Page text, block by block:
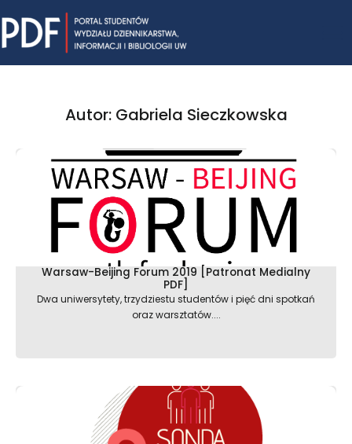
to
content
Autor: Gabriela Sieczkowska
Warsaw-Beijing Forum 2019 [Patronat Medialny
PDF]
Dwa uniwersytety, trzydziestu studentów i pięć dni spotkań
oraz warsztatów....